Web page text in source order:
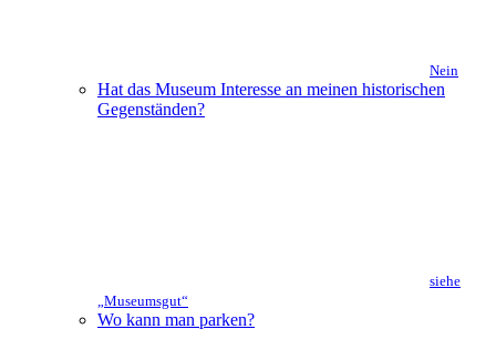
Nein
Hat das Museum Interesse an meinen historischen
Gegenständen?
siehe
„Museumsgut“
Wo kann man parken?